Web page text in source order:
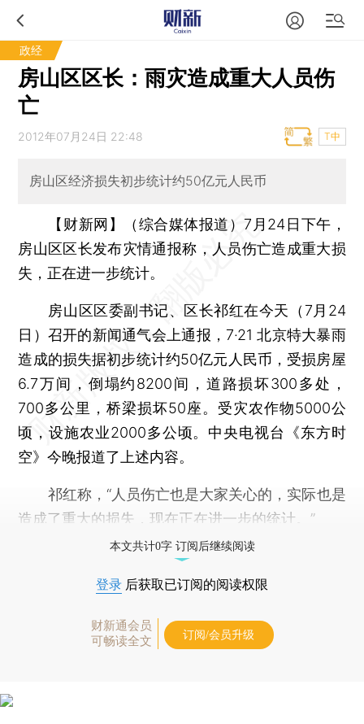
政经
房山区区长：雨灾造成重大人员伤
亡
2012年07月24日 22:48 T中
房山区经济损失初步统计约50亿元人民币
【财新网】（综合媒体报道） 7月24日下午，
房山区区长发布灾情通报称，人员伤亡造成重大损
失，正在进一步统计。
房山区区委副书记、区长祁红在今天（7月24
日）召开的新闻通气会上通报，7·21 北京特大暴雨
造成的损失据初步统计约50亿元人民币，受损房屋
6.7万间，倒塌约8200间，道路损坏300多处，
700多公里，桥梁损坏50座。受灾农作物5000公
顷，设施农业2000多公顷。中央电视台《东方时
空》今晚报道了上述内容。
祁红称，“人员伤亡也是大家关心的，实际也是
造成了重大的损失，现在正在进一步的统计。”
本文共计0字 订阅后继续阅读
登录 后获取已订阅的阅读权限
财新通会员
可畅读全文
订阅/会员升级